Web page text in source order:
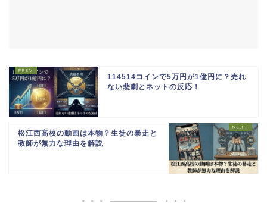
114514コインで5万円が1億円に？売れ
ない悲劇とネットの反応！
松江西高校の動画は本物？生徒の暴走と
教師が無力な理由を解説